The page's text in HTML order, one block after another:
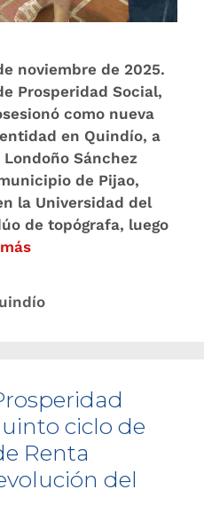
noviembre de 2025.
Prosperidad Social,
como nueva
en Quindío, a
Sánchez
de Pijao,
la Universidad del
de topógrafa, luego
ciclo de
Renta
del